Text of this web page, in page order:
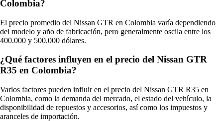
Colombia?
El precio promedio del Nissan GTR en Colombia varía dependiendo
del modelo y año de fabricación, pero generalmente oscila entre los
400.000 y 500.000 dólares.
¿Qué factores influyen en el precio del Nissan GTR
R35 en Colombia?
Varios factores pueden influir en el precio del Nissan GTR R35 en
Colombia, como la demanda del mercado, el estado del vehículo, la
disponibilidad de repuestos y accesorios, así como los impuestos y
aranceles de importación.